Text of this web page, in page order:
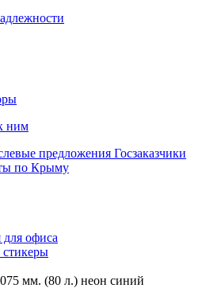
ним
предложения Госзаказчики
по Крыму
офиса
стикеры
мм. (80 л.) неон синий